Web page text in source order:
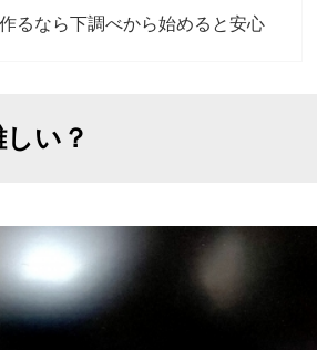
るなら下調べから始めると安心
い？